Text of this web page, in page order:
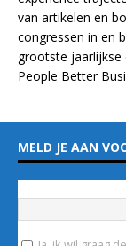
van artikelen en
congressen in en
grootste jaarlijkse
People Better
MELD JE AAN